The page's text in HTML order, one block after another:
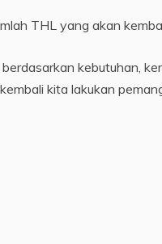
THL yang akan
berdasarkan kebutuhan,
kita lakukan